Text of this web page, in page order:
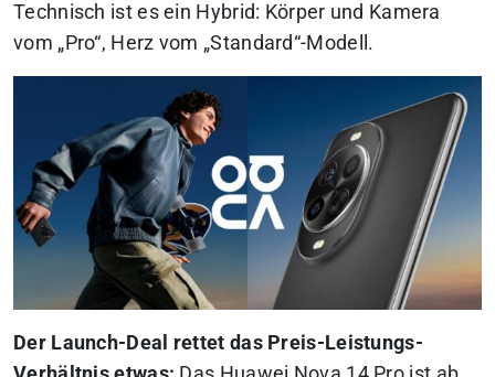
Technisch ist es ein Hybrid: Körper und Kamera
vom „Pro“, Herz vom „Standard“-Modell.
Der Launch-Deal rettet das Preis-Leistungs-